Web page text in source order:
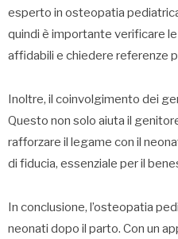
esperto in osteopatia
quindi è importante verificare
affidabili e chiedere referenze
Inoltre, il coinvolgimento dei
Questo non solo aiuta il
rafforzare il legame con il
di fiducia, essenziale per il
In conclusione, l’osteopatia
neonati dopo il parto. Con un